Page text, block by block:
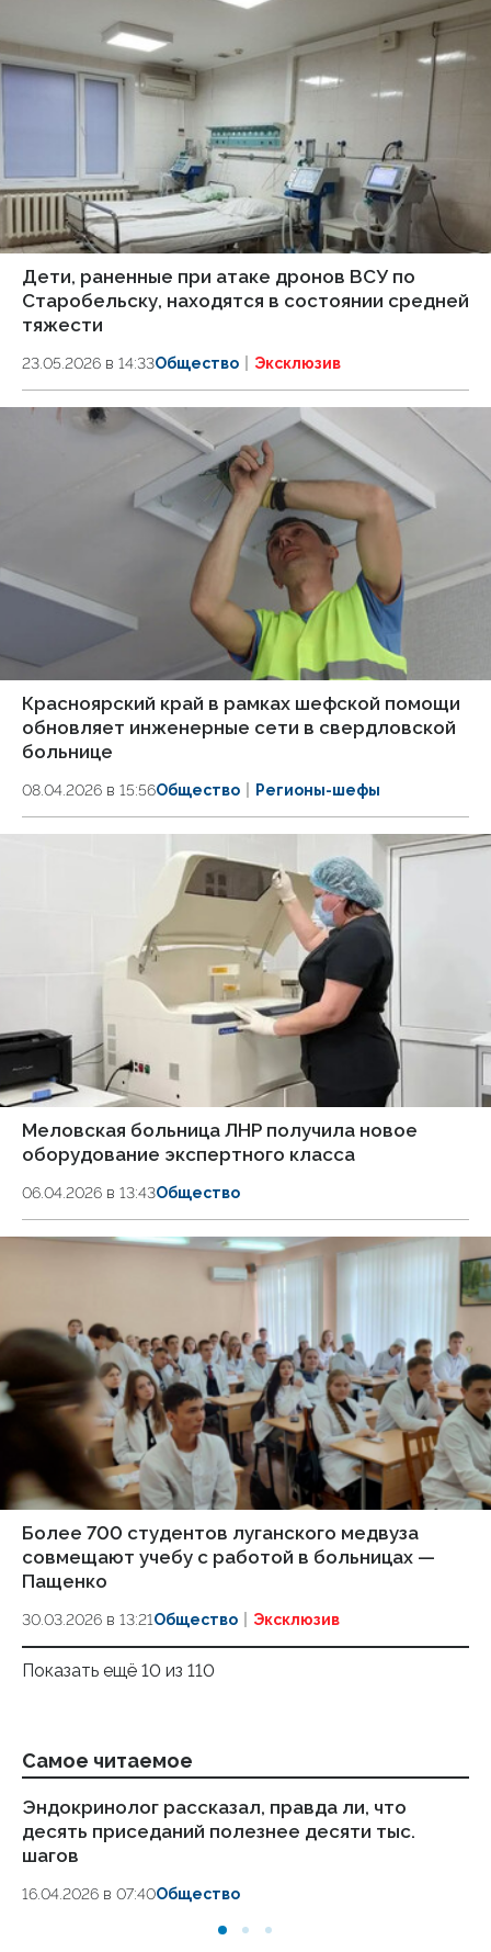
Дети, раненные при атаке дронов ВСУ по
Старобельску, находятся в состоянии средней
тяжести
23.05.2026 в 14:33Общество Эксклюзив
Красноярский край в рамках шефской помощи
обновляет инженерные сети в свердловской
больнице
08.04.2026 в 15:56Общество Регионы-шефы
Меловская больница ЛНР получила новое
оборудование экспертного класса
06.04.2026 в 13:43Общество
Более 700 студентов луганского медвуза
совмещают учебу с работой в больницах —
Пащенко
30.03.2026 в 13:21Общество Эксклюзив
Показать ещё 10 из 110
Самое читаемое
Эндокринолог рассказал, правда ли, что
десять приседаний полезнее десяти тыс.
шагов
16.04.2026 в 07:40Общество